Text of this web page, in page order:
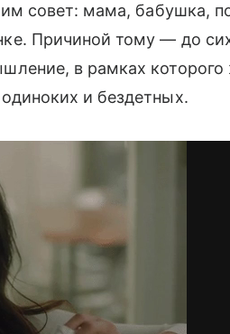
совет: мама, бабушка,
Причиной тому — до
в рамках
и бездетных.